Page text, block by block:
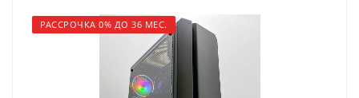
РАССРОЧКА 0% ДО 36 МЕС.